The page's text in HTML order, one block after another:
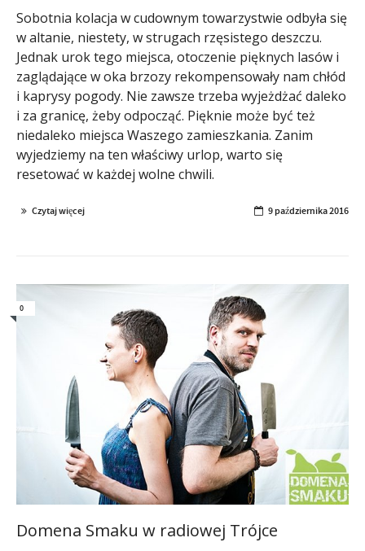
Sobotnia kolacja w cudownym towarzystwie odbyła się
w altanie, niestety, w strugach rzęsistego deszczu.
Jednak urok tego miejsca, otoczenie pięknych lasów i
zaglądające w oka brzozy rekompensowały nam chłód
i kaprysy pogody. Nie zawsze trzeba wyjeżdżać daleko
i za granicę, żeby odpocząć. Pięknie może być też
niedaleko miejsca Waszego zamieszkania. Zanim
wyjedziemy na ten właściwy urlop, warto się
resetować w każdej wolne chwili.
Czytaj więcej 9 października 2016
0
Domena Smaku w radiowej Trójce